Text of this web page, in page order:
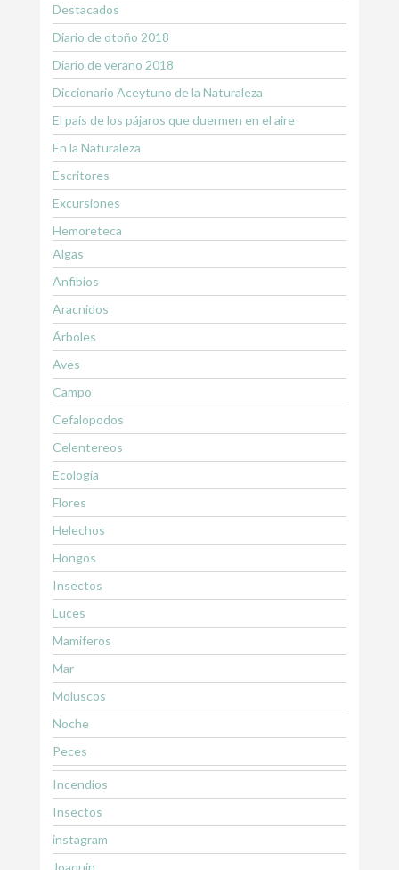
Destacados
Diario de otoño 2018
Diario de verano 2018
Diccionario Aceytuno de la Naturaleza
El país de los pájaros que duermen en el aire
En la Naturaleza
Escritores
Excursiones
Hemoreteca
Algas
Anfibios
Aracnidos
Árboles
Aves
Campo
Cefalopodos
Celentereos
Ecología
Flores
Helechos
Hongos
Insectos
Luces
Mamiferos
Mar
Moluscos
Noche
Peces
Incendios
Insectos
instagram
Joaquín